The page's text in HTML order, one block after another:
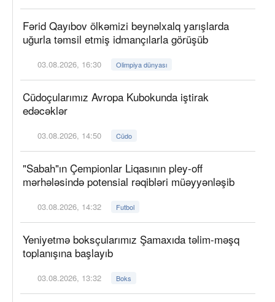
Fərid Qayıbov ölkəmizi beynəlxalq yarışlarda
uğurla təmsil etmiş idmançılarla görüşüb
03.08.2026, 16:30 Olimpiya dünyası
Cüdoçularımız Avropa Kubokunda iştirak
edəcəklər
03.08.2026, 14:50 Cüdo
"Sabah"ın Çempionlar Liqasının pley-off
mərhələsində potensial rəqibləri müəyyənləşib
03.08.2026, 14:32 Futbol
Yeniyetmə boksçularımız Şamaxıda təlim-məşq
toplanışına başlayıb
03.08.2026, 13:32 Boks